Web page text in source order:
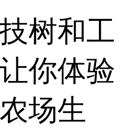
树和工
你体验
场生